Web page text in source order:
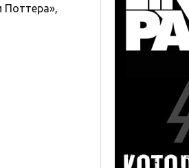
Поттера»,